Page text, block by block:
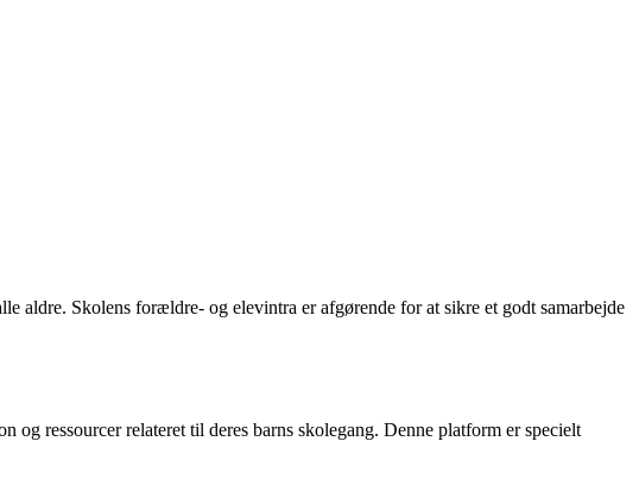
aldre. Skolens forældre- og elevintra er afgørende for at sikre et godt samarbejde
ressourcer relateret til deres barns skolegang. Denne platform er specielt